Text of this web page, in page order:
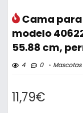
Cama
modelo
55.88 cm,
4 0 Mascotas
11,79€